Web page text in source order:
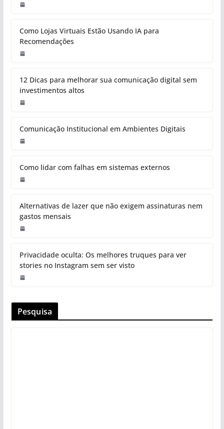
Como Lojas Virtuais Estão Usando IA para
Recomendações
12 Dicas para melhorar sua comunicação digital sem
investimentos altos
Comunicação Institucional em Ambientes Digitais
Como lidar com falhas em sistemas externos
Alternativas de lazer que não exigem assinaturas nem
gastos mensais
Privacidade oculta: Os melhores truques para ver
stories no Instagram sem ser visto
Pesquisa